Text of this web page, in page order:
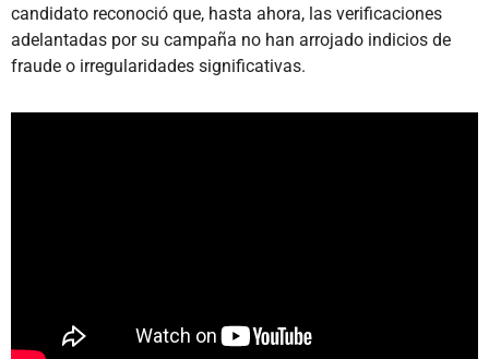
candidato reconoció que, hasta ahora, las verificaciones
adelantadas por su campaña no han arrojado indicios de
fraude o irregularidades significativas.